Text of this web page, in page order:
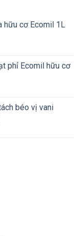
1,020,000 VND
hữu cơ Ecomil 1L
phỉ Ecomil hữu cơ
béo vị vani